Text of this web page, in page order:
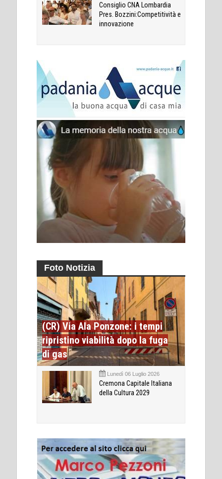
Consiglio CNA Lombardia
Pres. Bozzini:Competitività e
innovazione
Foto Notizia
(CR) Via Ala Ponzone: i tempi
ripristino viabilità dopo la fuga
di gas
Lunedì 06 Luglio 2026
Cremona Capitale Italiana
della Cultura 2029